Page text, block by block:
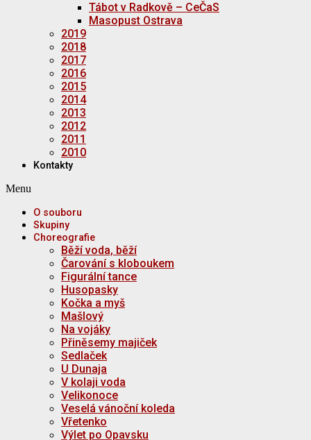
Tábot v Radkově – CeČaS
Masopust Ostrava
2019
2018
2017
2016
2015
2014
2013
2012
2011
2010
Kontakty
Menu
O souboru
Skupiny
Choreografie
Běží voda, běží
Čarování s kloboukem
Figurální tance
Husopasky
Kočka a myš
Mašlový
Na vojáky
Přiněsemy majiček
Sedlaček
U Dunaja
V kolaji voda
Velikonoce
Veselá vánoční koleda
Vřetenko
Výlet po Opavsku